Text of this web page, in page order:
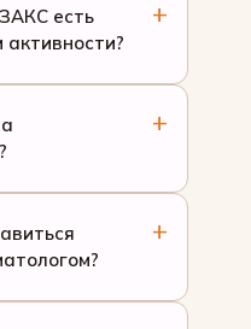
есть
активности?